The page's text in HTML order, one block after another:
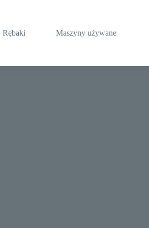
Rębaki Maszyny używane